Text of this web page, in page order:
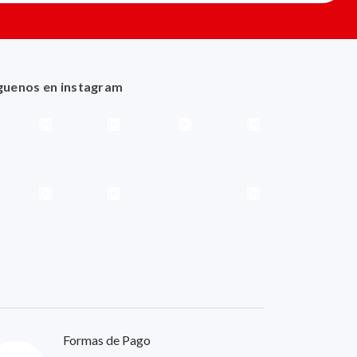
en instagram
Formas de Pago